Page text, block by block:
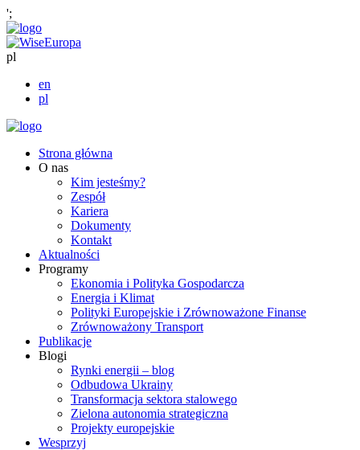
';
pl
en
pl
Strona główna
O nas
Kim jesteśmy?
Zespół
Kariera
Dokumenty
Kontakt
Aktualności
Programy
Ekonomia i Polityka Gospodarcza
Energia i Klimat
Polityki Europejskie i Zrównoważone Finanse
Zrównoważony Transport
Publikacje
Blogi
Rynki energii – blog
Odbudowa Ukrainy
Transformacja sektora stalowego
Zielona autonomia strategiczna
Projekty europejskie
Wesprzyj